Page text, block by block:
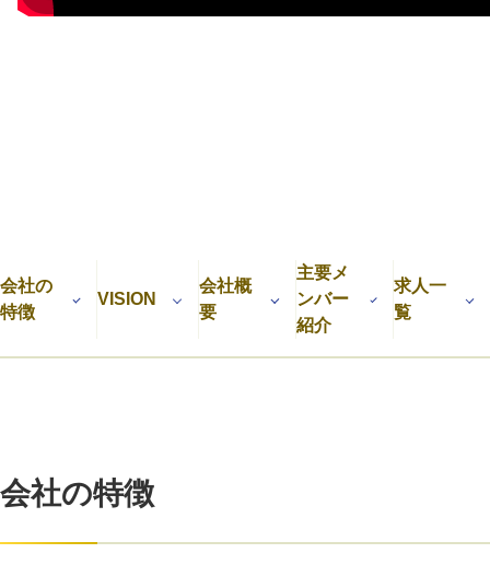
パートナーの方へ
会社の
特徴
VISION
会社概
要
主要メ
ンバー
紹介
求人一
覧
会社の特徴